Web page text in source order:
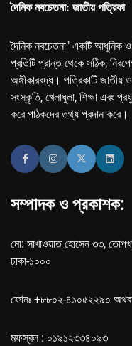
দৈনিক নবচেতনা: জাতীয় পত্রিকা
দৈনিক নবচেতনা" একটি আধুনিক ও
প্রতিটি প্রান্ত থেকে সঠিক,
অঙ্গীকারবদ্ধ। পত্রিকাটি জাতীয়
সংস্কৃতি, খেলাধুলা, শিক্ষা এবং
করে পাঠকদের তথ্য প্রদান করে।
সম্পাদক ও প্রকাশক:
মো: সাখাওয়াত হোসেন ৩৩,
ঢাকা-১০০০
ফোনঃ +৮৮০২-৪১০৫২২৯০
মফস্বল : ০১৯১২৩৩৪০৯৩